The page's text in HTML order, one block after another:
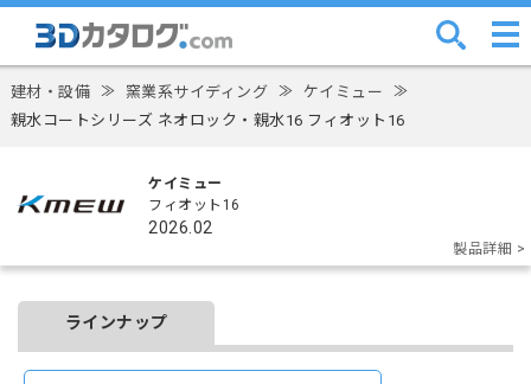
建材・設備 ≫ 窯業系サイディング ≫ ケイミュー ≫
親水コートシリーズ ネオロック・親水16 フィオット16
ケイミュー
フィオット16
2026.02
製品詳細 >
ラインナップ